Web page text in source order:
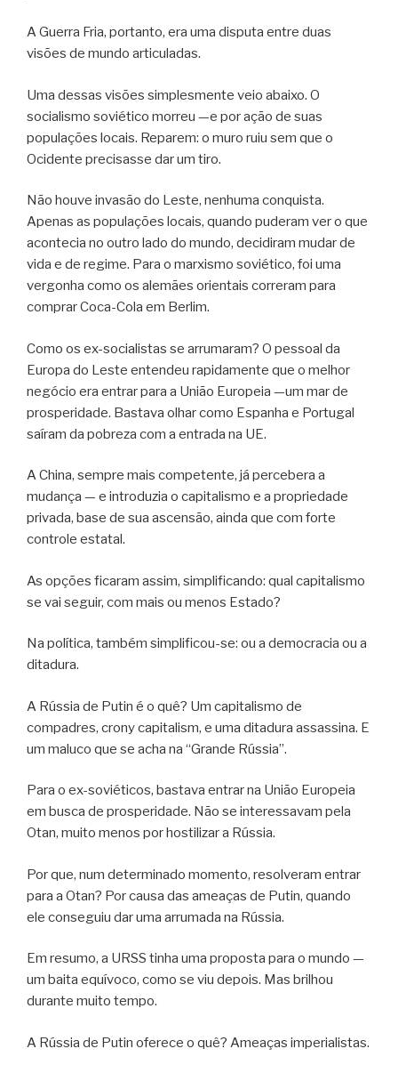
A Guerra Fria, portanto, era uma disputa entre duas
visões de mundo articuladas.
Uma dessas visões simplesmente veio abaixo. O
socialismo soviético morreu —e por ação de suas
populações locais. Reparem: o muro ruiu sem que o
Ocidente precisasse dar um tiro.
Não houve invasão do Leste, nenhuma conquista.
Apenas as populações locais, quando puderam ver o que
acontecia no outro lado do mundo, decidiram mudar de
vida e de regime. Para o marxismo soviético, foi uma
vergonha como os alemães orientais correram para
comprar Coca-Cola em Berlim.
Como os ex-socialistas se arrumaram? O pessoal da
Europa do Leste entendeu rapidamente que o melhor
negócio era entrar para a União Europeia —um mar de
prosperidade. Bastava olhar como Espanha e Portugal
saíram da pobreza com a entrada na UE.
A China, sempre mais competente, já percebera a
mudança — e introduzia o capitalismo e a propriedade
privada, base de sua ascensão, ainda que com forte
controle estatal.
As opções ficaram assim, simplificando: qual capitalismo
se vai seguir, com mais ou menos Estado?
Na política, também simplificou-se: ou a democracia ou a
ditadura.
A Rússia de Putin é o quê? Um capitalismo de
compadres, crony capitalism, e uma ditadura assassina. E
um maluco que se acha na “Grande Rússia”.
Para o ex-soviéticos, bastava entrar na União Europeia
em busca de prosperidade. Não se interessavam pela
Otan, muito menos por hostilizar a Rússia.
Por que, num determinado momento, resolveram entrar
para a Otan? Por causa das ameaças de Putin, quando
ele conseguiu dar uma arrumada na Rússia.
Em resumo, a URSS tinha uma proposta para o mundo —
um baita equívoco, como se viu depois. Mas brilhou
durante muito tempo.
A Rússia de Putin oferece o quê? Ameaças imperialistas.